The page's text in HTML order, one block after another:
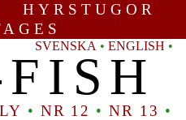
HYRSTUGOR
SVENSKA • ENGLISH •
• NR 12 • NR 13 •